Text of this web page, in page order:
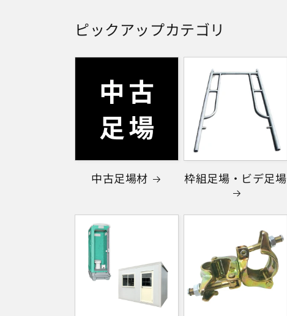
ピックアップカテゴリ
中古足場材 枠組足場・ビデ足場